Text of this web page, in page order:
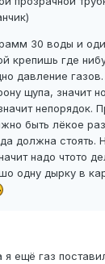
30 воды и
крепишь где
давление
щупа, значит
непорядок.
быть лёкое
должна стоять.
надо чтото
одну дырку в
ещё газ